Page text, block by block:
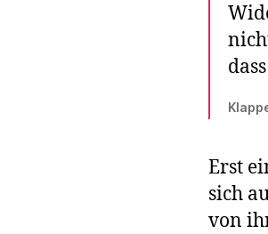
Erst
sich
von